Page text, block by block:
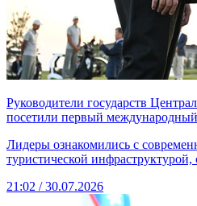
Руководители государств
посетили первый
Лидеры ознакомились с
туристической инфраструктурой,
21:02 / 30.07.2026